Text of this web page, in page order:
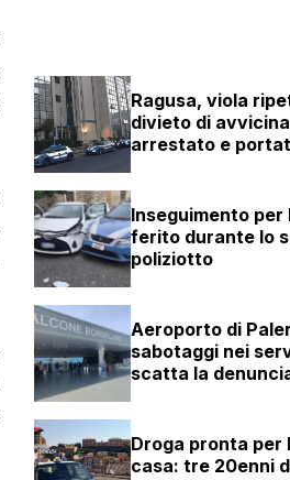
Ragusa, viola
divieto di
arrestato e
Inseguimento per
ferito durante lo
poliziotto
Aeroporto di
sabotaggi nei
scatta la
Droga pronta per
casa: tre 20enni